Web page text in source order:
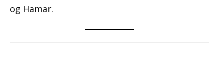
og Hamar.